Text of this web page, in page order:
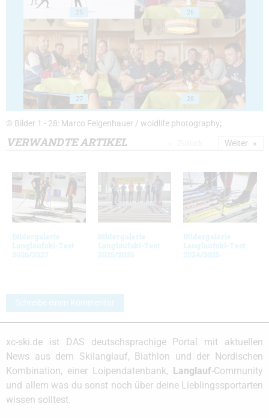
25 26
27 28
© Bilder 1 - 28: Marco Felgenhauer / woidlife photography;
VERWANDTE ARTIKEL
Bildergalerie
Langlaufski-Test
2026/2027
Bildergalerie
Langlaufski-Test
2025/2026
Bildergalerie
Langlaufski-Test
2024/2025
Weiter
Schreibe einen Kommentar
xc-ski.de ist DAS deutschsprachige Portal mit aktuellen
News aus dem Skilanglauf, Biathlon und der Nordischen
Kombination, einer Loipendatenbank, Langlauf-Community
und allem was du sonst noch über deine Lieblingssportarten
wissen solltest.